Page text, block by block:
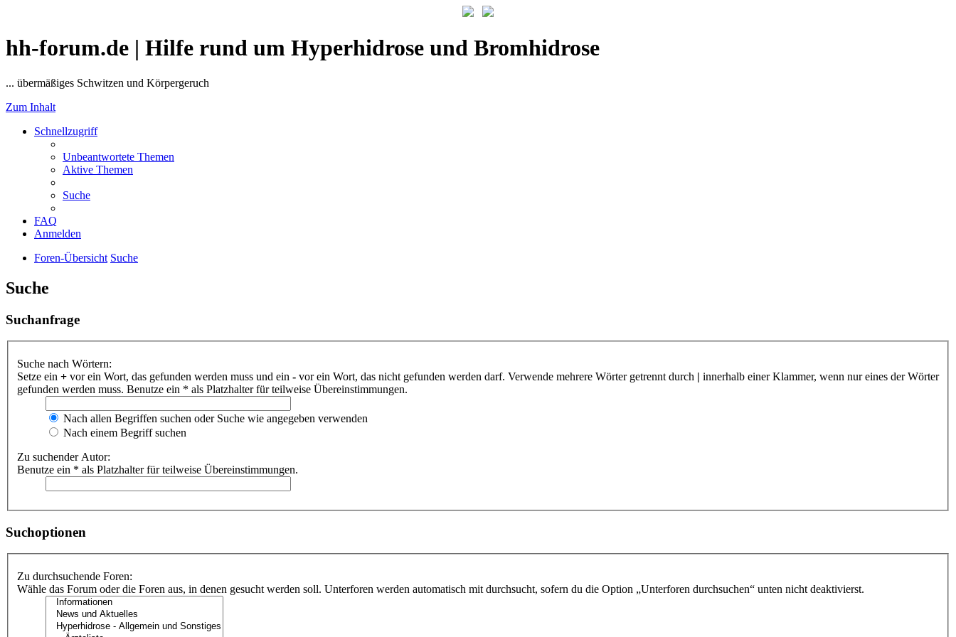
hh-forum.de | Hilfe rund um Hyperhidrose und Bromhidrose
... übermäßiges Schwitzen und Körpergeruch
Zum Inhalt
Schnellzugriff
Unbeantwortete Themen
Aktive Themen
Suche
FAQ
Anmelden
Foren-Übersicht Suche
Suche
Suchanfrage
Suche nach Wörtern:
Setze ein + vor ein Wort, das gefunden werden muss und ein - vor ein Wort, das nicht gefunden werden darf. Verwende mehrere Wörter getrennt durch | innerhalb einer Klammer, wenn nur eines der Wörter
gefunden werden muss. Benutze ein * als Platzhalter für teilweise Übereinstimmungen.
Nach allen Begriffen suchen oder Suche wie angegeben verwenden
Nach einem Begriff suchen
Zu suchender Autor:
Benutze ein * als Platzhalter für teilweise Übereinstimmungen.
Suchoptionen
Zu durchsuchende Foren:
Wähle das Forum oder die Foren aus, in denen gesucht werden soll. Unterforen werden automatisch mit durchsucht, sofern du die Option „Unterforen durchsuchen“ unten nicht deaktivierst.